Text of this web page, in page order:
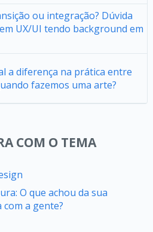
ou integração? Dúvida
UX/UI tendo background em
a diferença na prática entre
fazemos uma arte?
COM O TEMA
O que achou da sua
a gente?